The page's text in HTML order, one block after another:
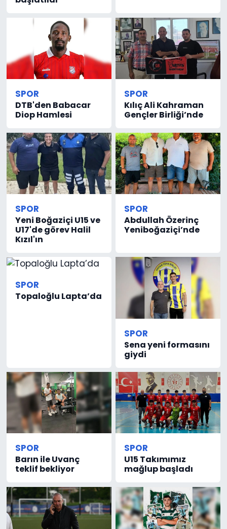
SPOR
DTB'den Babacar
Diop Hamlesi
SPOR
Kılıç Ali Kahraman
Gençler Birliği’nde
SPOR
Yeni Boğaziçi U15 ve
U17'de görev Halil
Kızıl'ın
SPOR
Abdullah Özerinç
Yeniboğaziçi’nde
SPOR
Topaloğlu Lapta’da
SPOR
Sena yeni formasını
giydi
SPOR
Barın ile Uvanç
teklif bekliyor
SPOR
U15 Takımımız
mağlup başladı